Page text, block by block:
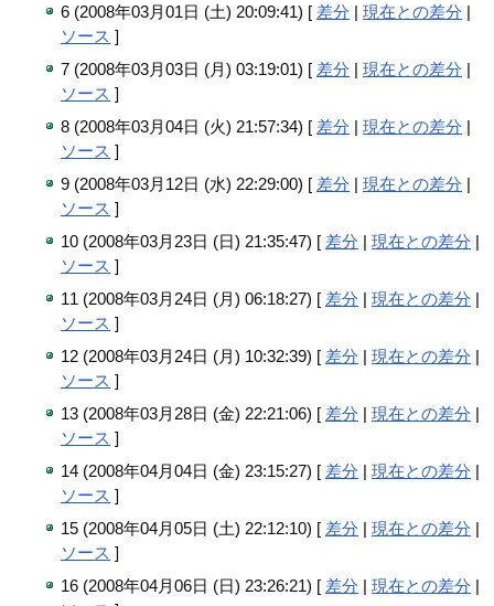
6 (2008年03月01日 (土) 20:09:41) [ 差分 |現在との差分 |
ソース ]
7 (2008年03月03日 (月) 03:19:01) [ 差分 |現在との差分 |
ソース ]
8 (2008年03月04日 (火) 21:57:34) [ 差分 |現在との差分 |
ソース ]
9 (2008年03月12日 (水) 22:29:00) [ 差分 |現在との差分 |
ソース ]
10 (2008年03月23日 (日) 21:35:47) [ 差分 |現在との差分 |
ソース ]
11 (2008年03月24日 (月) 06:18:27) [ 差分 |現在との差分 |
ソース ]
12 (2008年03月24日 (月) 10:32:39) [ 差分 |現在との差分 |
ソース ]
13 (2008年03月28日 (金) 22:21:06) [ 差分 |現在との差分 |
ソース ]
14 (2008年04月04日 (金) 23:15:27) [ 差分 |現在との差分 |
ソース ]
15 (2008年04月05日 (土) 22:12:10) [ 差分 |現在との差分 |
ソース ]
16 (2008年04月06日 (日) 23:26:21) [ 差分 |現在との差分 |